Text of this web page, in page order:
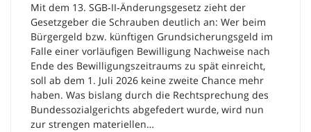
Mit dem 13. SGB‑II‑Änderungsgesetz zieht der
Gesetzgeber die Schrauben deutlich an: Wer beim
Bürgergeld bzw. künftigen Grundsicherungsgeld im
Falle einer vorläufigen Bewilligung Nachweise nach
Ende des Bewilligungszeitraums zu spät einreicht,
soll ab dem 1. Juli 2026 keine zweite Chance mehr
haben. Was bislang durch die Rechtsprechung des
Bundessozialgerichts abgefedert wurde, wird nun
zur strengen materiellen…